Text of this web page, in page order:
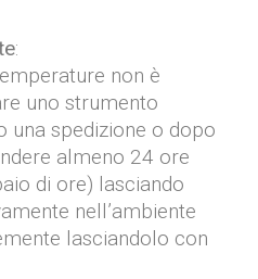
:
non è
uno strumento
una spedizione o dopo
almeno 24 ore
di ore) lasciando
nell’ambiente
lasciandolo con